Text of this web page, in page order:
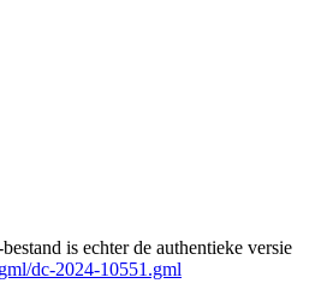
is echter de authentieke versie
dc-2024-10551.gml